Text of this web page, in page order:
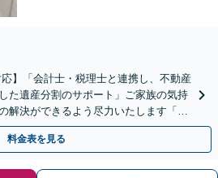
】「会計士・税理士と連携し、不動産
た遺産分割のサポート」ご家族の気持
解決ができるよう尽力いたします「不
日・夜間相談可】
料金表を見る